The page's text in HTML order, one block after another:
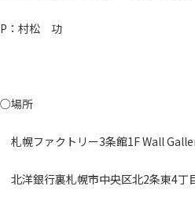
P：村松 功
○場所
札幌ファクトリー3条館1F Wall
北洋銀行裏札幌市中央区北2条東4丁